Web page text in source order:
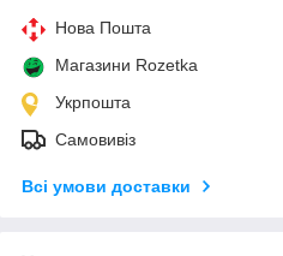
Нова Пошта
Магазини Rozetka
Укрпошта
Самовивіз
Всі умови доставки